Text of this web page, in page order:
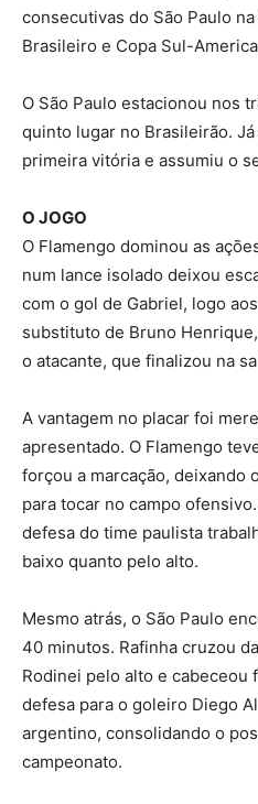
consecutivas do São Paulo
Brasileiro e Copa Sul-
O São Paulo estacionou nos
quinto lugar no Brasileirão.
primeira vitória e assumiu o
O JOGO
O Flamengo dominou as
num lance isolado deixou
com o gol de Gabriel, logo
substituto de Bruno
o atacante, que finalizou na
A vantagem no placar foi
apresentado. O Flamengo
forçou a marcação, deixando
para tocar no campo
defesa do time paulista
baixo quanto pelo alto.
Mesmo atrás, o São Paulo
40 minutos. Rafinha cruzou
Rodinei pelo alto e cabeceou
defesa para o goleiro Diego
argentino, consolidando o
campeonato.